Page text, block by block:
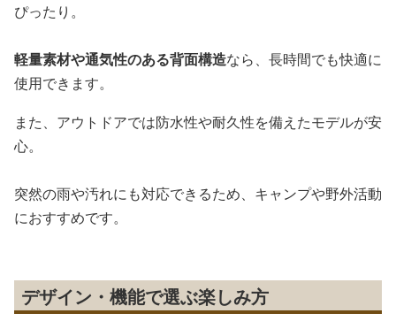
ぴったり。
軽量素材や通気性のある背面構造なら、長時間でも快適に
使用できます。
また、アウトドアでは防水性や耐久性を備えたモデルが安
心。
突然の雨や汚れにも対応できるため、キャンプや野外活動
におすすめです。
デザイン・機能で選ぶ楽しみ方